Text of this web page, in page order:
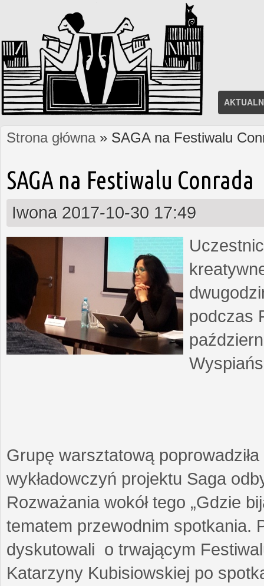
Jesteś tutaj
Strona główna» SAGA na Festiwalu
SAGA na Festiwalu Conrada
Iwona 2017-10-30 17:49
podczas
Grupę warsztatową
wykładowczyń projektu Saga
Rozważania wokół tego „Gdzie
tematem przewodnim spotkania.
dyskutowali o trwającym
Katarzyny Kubisiowskiej po